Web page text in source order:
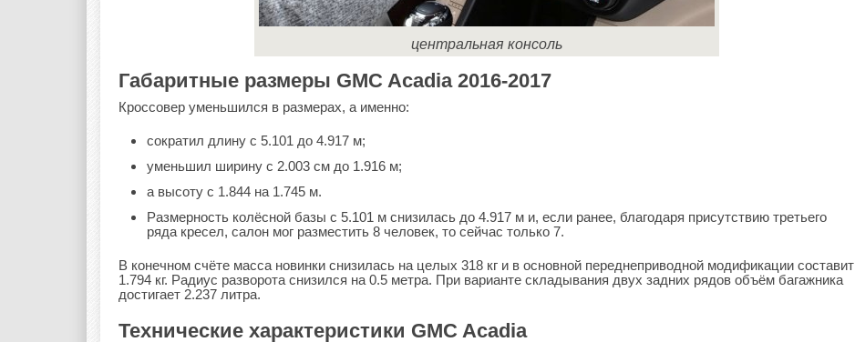
центральная консоль
Габаритные размеры GMC Acadia 2016-2017
Кроссовер уменьшился в размерах, а именно:
сократил длину с 5.101 до 4.917 м;
уменьшил ширину с 2.003 см до 1.916 м;
а высоту с 1.844 на 1.745 м.
Размерность колёсной базы с 5.101 м снизилась до 4.917 м и, если ранее, благодаря присутствию третьего
ряда кресел, салон мог разместить 8 человек, то сейчас только 7.
В конечном счёте масса новинки снизилась на целых 318 кг и в основной переднеприводной модификации составит
1.794 кг. Радиус разворота снизился на 0.5 метра. При варианте складывания двух задних рядов объём багажника
достигает 2.237 литра.
Технические характеристики GMC Acadia